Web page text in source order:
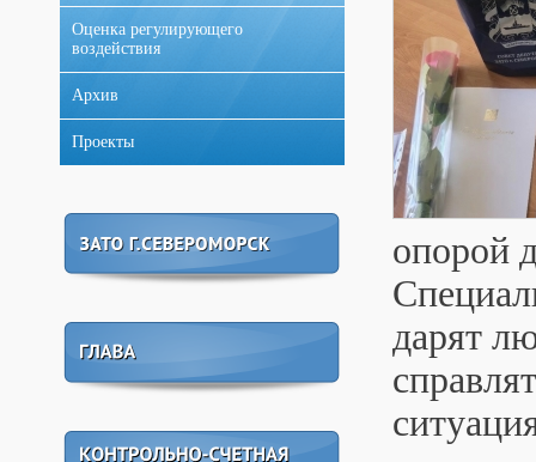
Оценка регулирующего
воздействия
Архив
Проекты
опорой
дарят